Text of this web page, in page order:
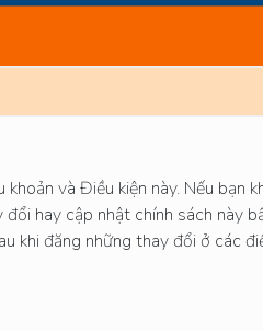
khoản và Điều kiện này. Nếu bạn
hay cập nhật chính sách này
khi đăng những thay đổi ở các